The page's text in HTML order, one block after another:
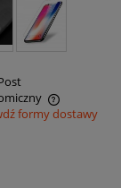
formy dostawy